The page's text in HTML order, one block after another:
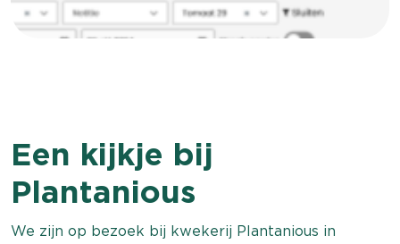
Een kijkje bij
Plantanious
We zijn op bezoek bij kwekerij Plantanious in